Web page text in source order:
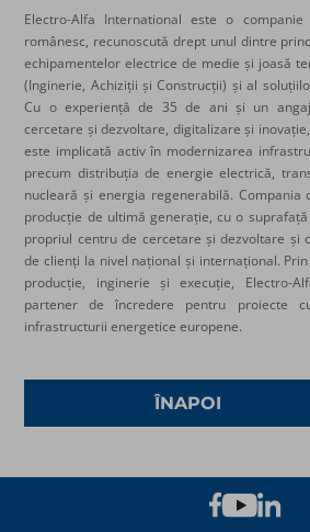
Electro-Alfa International este o
românesc, recunoscută drept unul dintre
echipamentelor electrice de medie și joasă
(Inginerie, Achiziții și Construcții) și al
Cu o experiență de 35 de ani și un
cercetare și dezvoltare, digitalizare și
este implicată activ în modernizarea
precum distribuția de energie electrică,
nucleară și energia regenerabilă. Compania
producție de ultimă generație, cu o
propriul centru de cercetare și dezvoltare și
de clienți la nivel național și internațional.
producție, inginerie și execuție, Electro-
partener de încredere pentru proiecte
infrastructurii energetice europene.
ÎNAPOI